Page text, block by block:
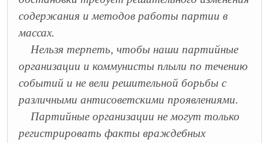
содержания и методов работы партии в
массах.
Нельзя терпеть, чтобы наши партийные
организации и коммунисты плыли по течению
событий и не вели решительной борьбы с
различными антисоветскими проявлениями.
Партийные организации не могут только
регистрировать факты враждебных